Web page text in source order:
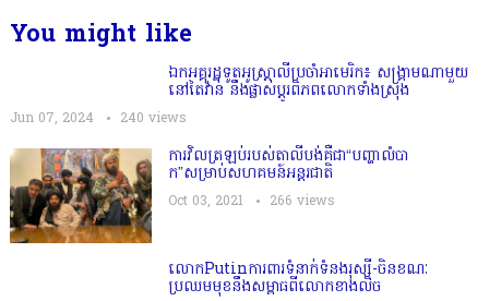
You might like
ឯកអគ្គរដ្ឋទូតអូស្ត្រាលីប្រចាំអាមេរិក៖ សង្រ្គាមណាមួយ
នៅតៃវ៉ាន់ នឹងផ្លាស់ប្ដូរពិភពលោកទាំងស្រុង
Jun 07, 2024 240 views
ការវិ​​លត្រឡប់របស់តា​លីប​ង់គឺជា“បញ្ហាលំ​បា​
ក”សម្រាប់សហ​គ​មន៍អន្តរជា​​តិ
Oct 03, 2021 266 views
លោកPutinការពារទំ​នាក់ទំនងរុស្ស៊ី-ចិ​នខណៈ
ប្រឈមមុ​ខនឹងសម្ពាធពីលោ​កខាងលិច